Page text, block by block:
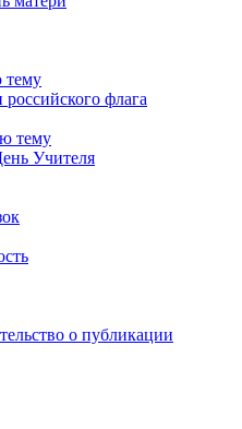
тему
флага
тему
Учителя
о публикации